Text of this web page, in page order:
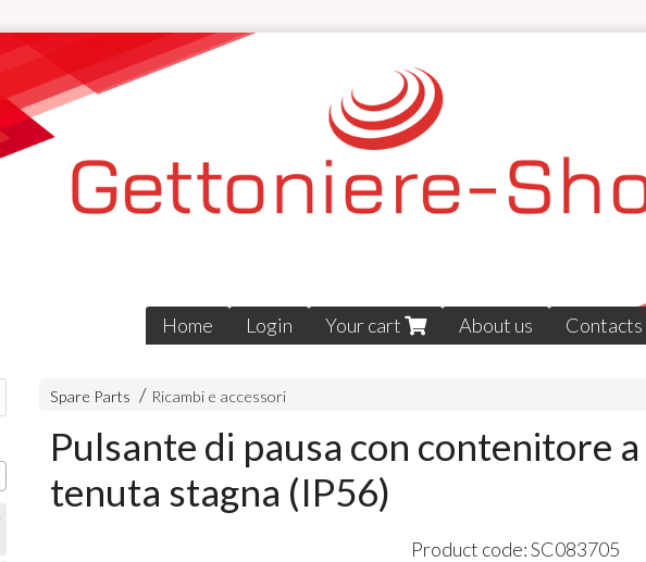
Home Login Your cart About us Contacts
Spare Parts Ricambi e accessori
Pulsante di pausa con contenitore a
tenuta stagna (IP56)
Product code:SC083705